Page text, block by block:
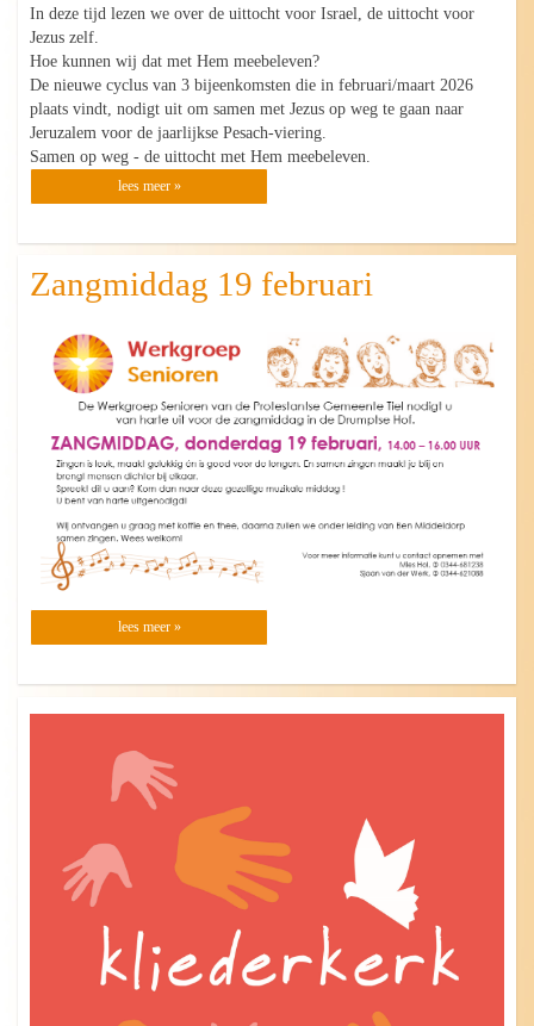
In deze tijd lezen we over de uittocht voor Israel, de uittocht voor
Jezus zelf.
Hoe kunnen wij dat met Hem meebeleven?
De nieuwe cyclus van 3 bijeenkomsten die in februari/maart 2026
plaats vindt, nodigt uit om samen met Jezus op weg te gaan naar
Jeruzalem voor de jaarlijkse Pesach-viering.
Samen op weg - de uittocht met Hem meebeleven.
lees meer »
Zangmiddag 19 februari
lees meer »